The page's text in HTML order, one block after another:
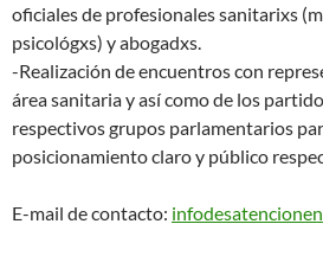
oficiales de profesionales sanitarixs
psicológxs) y abogadxs.
-Realización de encuentros con
área sanitaria y así como de los
respectivos grupos parlamentarios
posicionamiento claro y público
E-mail de contacto: